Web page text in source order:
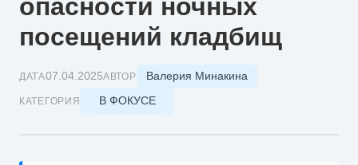
опасности ночных
посещений кладбищ
ДАТА07.04.2025АВТОР Валерия Минакина
КАТЕГОРИЯ В ФОКУСЕ